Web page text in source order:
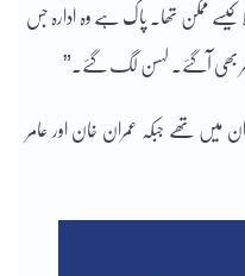
ممکن تھا۔ پاک ہے وہ ادارہ جس
بھی آگئے۔ لہسن لگ گئے۔”
میں تھے جبکہ عمران خان اور عامر